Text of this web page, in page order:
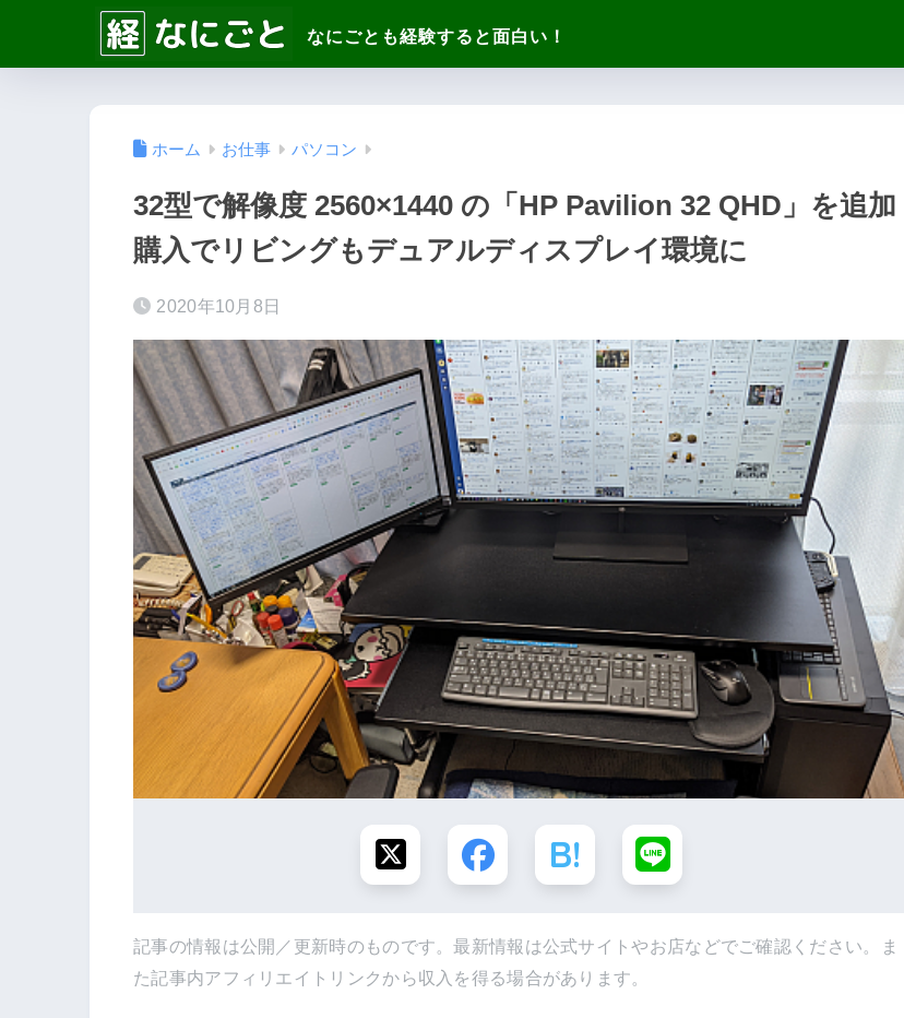
ホーム お仕事 パソコン
32型で解像度 2560×1440 の「HP Pavilion 32 QHD」を追加
購入でリビングもデュアルディスプレイ環境に
2020年10月8日
記事の情報は公開／更新時のものです。最新情報は公式サイトやお店などでご確認ください。ま
た記事内アフィリエイトリンクから収入を得る場合があります。